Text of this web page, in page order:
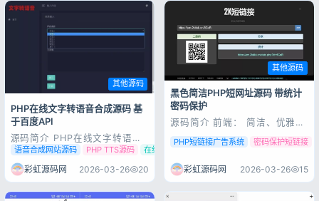
单粗暴 源码展示 源码下载
其他源码
PHP在线文字转语音合成源码 基
于百度API
源码简介 PHP在线文字转语音
合成源码 基于百度API开发 源
码展示 源码下载
语音合成网站源码 PHP TTS源码 在线文字转语音
彩虹源码网 2026-03-26 20
其他源码
黑色简洁PHP短网址源码 带统计
密码保护
源码简介 前端： 简洁、优雅、
建自定义URL、密码保护的链
签、复制和共享链接 后端： 删
除网址、编辑网站设置、添加或
编辑广告、分析、使用自定义
CSS 源码展示 源码下载
PHP短链接广告系统 密码保护短链接
彩虹源码网 2026-03-26 15